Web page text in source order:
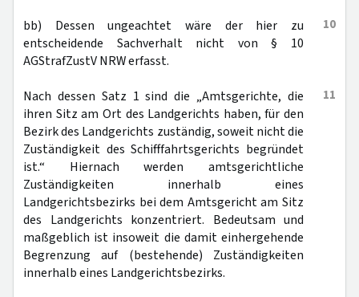
10
bb) Dessen ungeachtet wäre der hier zu
entscheidende Sachverhalt nicht von § 10
AGStrafZustV NRW erfasst.
11
Nach dessen Satz 1 sind die „Amtsgerichte, die
ihren Sitz am Ort des Landgerichts haben, für den
Bezirk des Landgerichts zuständig, soweit nicht die
Zuständigkeit des Schifffahrtsgerichts begründet
ist.“ Hiernach werden amtsgerichtliche
Zuständigkeiten innerhalb eines
Landgerichtsbezirks bei dem Amtsgericht am Sitz
des Landgerichts konzentriert. Bedeutsam und
maßgeblich ist insoweit die damit einhergehende
Begrenzung auf (bestehende) Zuständigkeiten
innerhalb eines Landgerichtsbezirks.